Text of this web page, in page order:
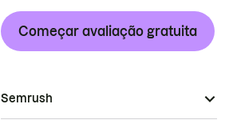
Começar avaliação gratuita
Semrush